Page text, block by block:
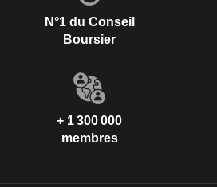
N°1 du Conseil
Boursier
+ 1 300 000
membres